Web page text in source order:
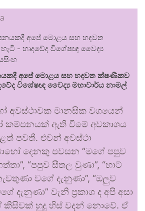
අපේ මොළය සහ හදවත ක්ෂණිකව
විශේෂඥ වෛද්‍ය මහාචාර්ය නාමල්
අවස්ථාවක මානසික වශයෙන්
කම්පනයක් ඇති වීමේ අවකාශය
පවතී. එවන් අවස්ථා
දෙනකු පවසන “මගේ පපුව
“පපුව සීතල වුණා”, “හාට්
වගේ දැනුණා”, “ඔලුව
දැනුණා” වැනි ප්‍රකාශ ද අපි අසා
හුදු හිස් වදන් නොවේ. ඒ